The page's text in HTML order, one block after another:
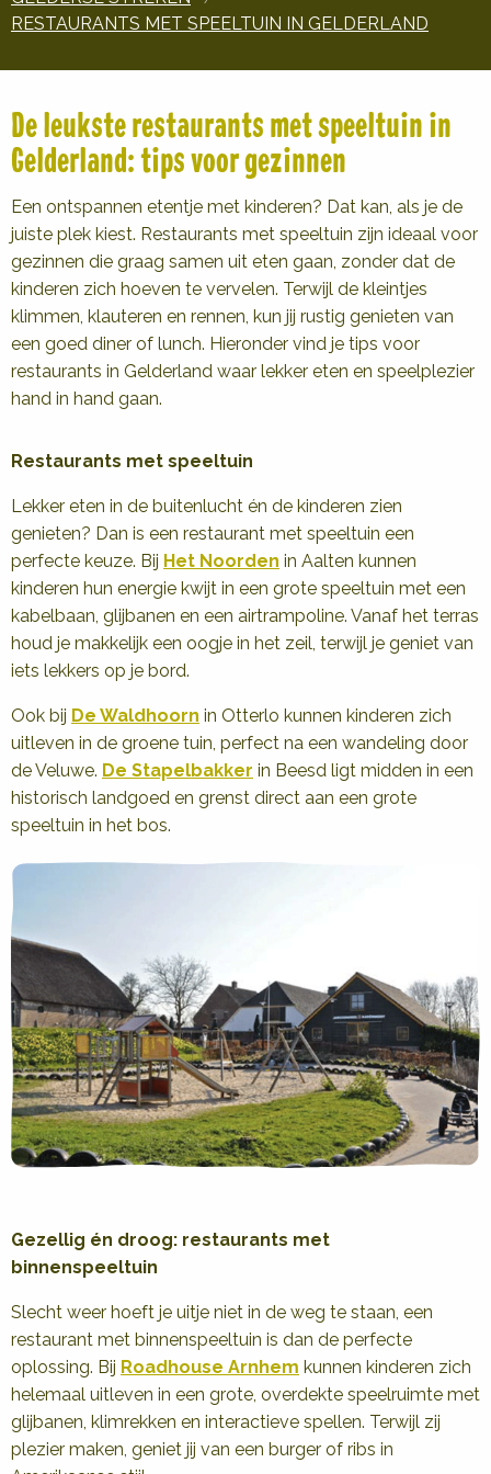
RESTAURANTS MET SPEELTUIN IN GELDERLAND
De leukste restaurants met speeltuin in
Gelderland: tips voor gezinnen
Een ontspannen etentje met kinderen? Dat kan, als je de
juiste plek kiest. Restaurants met speeltuin zijn ideaal voor
gezinnen die graag samen uit eten gaan, zonder dat de
kinderen zich hoeven te vervelen. Terwijl de kleintjes
klimmen, klauteren en rennen, kun jij rustig genieten van
een goed diner of lunch. Hieronder vind je tips voor
restaurants in Gelderland waar lekker eten en speelplezier
hand in hand gaan.
Restaurants met speeltuin
Lekker eten in de buitenlucht én de kinderen zien
genieten? Dan is een restaurant met speeltuin een
perfecte keuze. Bij Het Noorden in Aalten kunnen
kinderen hun energie kwijt in een grote speeltuin met een
kabelbaan, glijbanen en een airtrampoline. Vanaf het terras
houd je makkelijk een oogje in het zeil, terwijl je geniet van
iets lekkers op je bord.
Ook bij De Waldhoorn in Otterlo kunnen kinderen zich
uitleven in de groene tuin, perfect na een wandeling door
de Veluwe. De Stapelbakker in Beesd ligt midden in een
historisch landgoed en grenst direct aan een grote
speeltuin in het bos.
Gezellig én droog: restaurants met
binnenspeeltuin
Slecht weer hoeft je uitje niet in de weg te staan, een
restaurant met binnenspeeltuin is dan de perfecte
oplossing. Bij Roadhouse Arnhem kunnen kinderen zich
helemaal uitleven in een grote, overdekte speelruimte met
glijbanen, klimrekken en interactieve spellen. Terwijl zij
plezier maken, geniet jij van een burger of ribs in